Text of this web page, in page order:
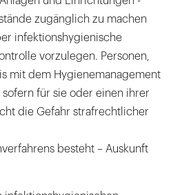
zugänglich zu machen
infektionshygienische
vorzulegen. Personen,
mit dem Hygienemanagement
sofern für sie oder einen ihrer
die Gefahr strafrechtlicher
besteht – Auskunft